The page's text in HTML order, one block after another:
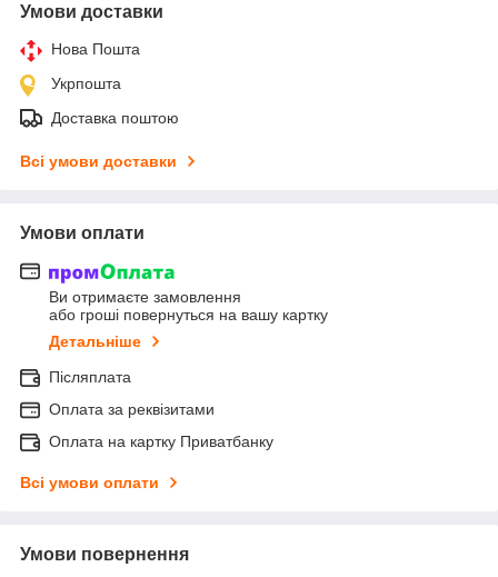
Умови доставки
Нова Пошта
Укрпошта
Доставка поштою
Всі умови доставки
Умови оплати
Ви отримаєте замовлення
або гроші повернуться на вашу картку
Детальніше
Післяплата
Оплата за реквізитами
Оплата на картку Приватбанку
Всі умови оплати
Умови повернення